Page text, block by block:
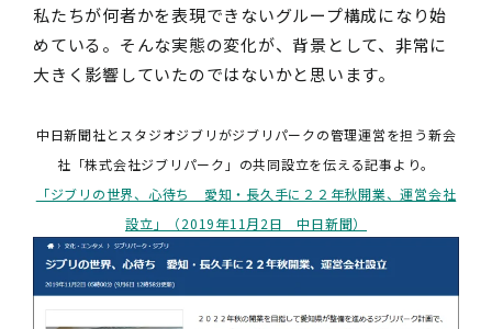
私たちが何者かを表現できないグループ構成になり始
めている。そんな実態の変化が、背景として、非常に
大きく影響していたのではないかと思います。
中日新聞社とスタジオジブリがジブリパークの管理運営を担う新会
社「株式会社ジブリパーク」の共同設立を伝える記事より。
「ジブリの世界、心待ち 愛知・長久手に２２年秋開業、運営会社
設立」（2019年11月2日 中日新聞）